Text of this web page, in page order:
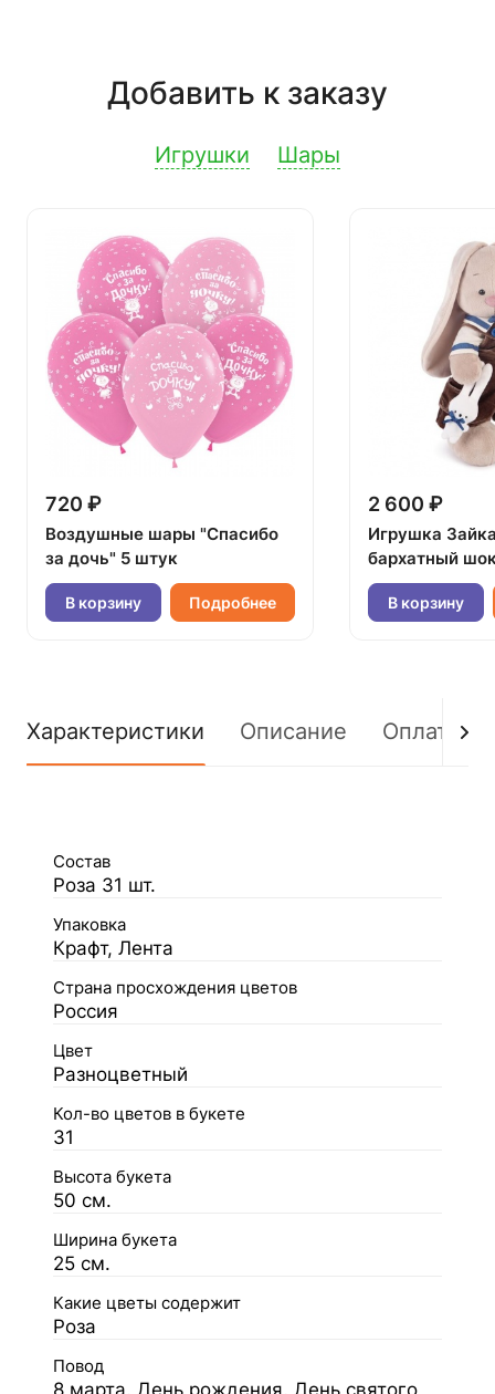
Добавить к заказу
Игрушки Шары
720 ₽
Воздушные шары "Спасибо
за дочь" 5 штук
В корзину Подробнее
2 600 ₽
Игрушка
бархатный
В корзину
Характеристики Описание Оплата
Состав
Роза 31 шт.
Упаковка
Крафт, Лента
Страна просхождения цветов
Россия
Цвет
Разноцветный
Кол-во цветов в букете
31
Высота букета
50 см.
Ширина букета
25 см.
Какие цветы содержит
Роза
Повод
8 марта, День рождения, День святого